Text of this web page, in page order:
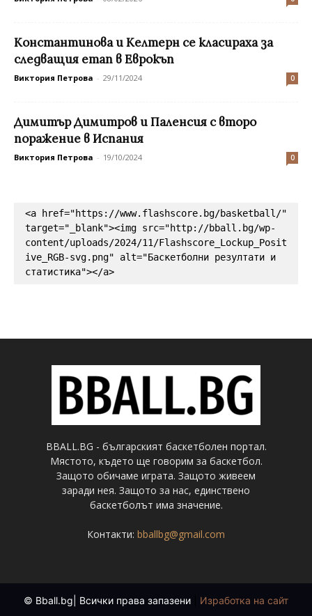
Константинова и Келтерн се класираха за
следващия етап в Еврокъп
Виктория Петрова - 29/11/2024 0
Димитър Димитров и Паленсия с второ
поражение в Испания
Виктория Петрова - 19/10/2024 0
<a href="https://www.flashscore.bg/basketball/"
target="_blank"><img src="http://bball.bg/wp-
content/uploads/2024/11/Flashscore_Lockup_Posit
ive_RGB-svg.png" alt="Баскетболни резултати и
статистика"></a>
BBALL.BG - българският баскетболен портал.
Мястото, където ще говорим за баскетбол.
Защото обичаме играта. Защото живеем
заради нея. Защото за нас, единствено
баскетболът има значение.
Контакти: bballbg@gmail.com
© Bball.bg| Всички права запазени Изработка на сайт